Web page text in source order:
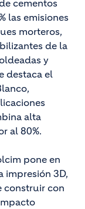
cementos
las emisiones
morteros,
de la
y
destaca el
alta
al 80%.
pone en
impresión 3D,
construir con